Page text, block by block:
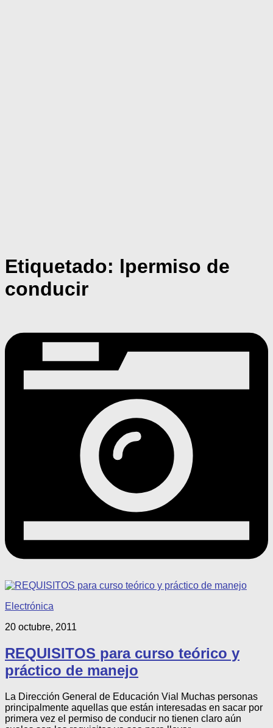
Etiquetado: lpermiso de
conducir
Electrónica
20 octubre, 2011
REQUISITOS para curso teórico y
práctico de manejo
La Dirección General de Educación Vial Muchas personas
principalmente aquellas que están interesadas en sacar por
primera vez el permiso de conducir no tienen claro aún